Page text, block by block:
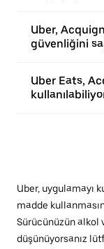
Uber,
güvenliğini
Uber Eats,
Uber, uygulamayı
madde
Sürücünüzün alkol
düşünüyorsanız